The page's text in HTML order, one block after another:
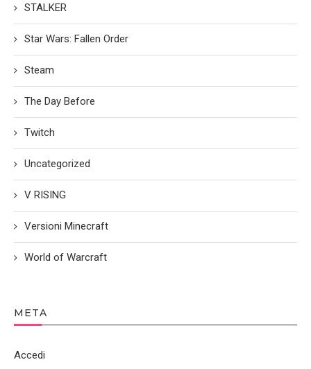
STALKER
Star Wars: Fallen Order
Steam
The Day Before
Twitch
Uncategorized
V RISING
Versioni Minecraft
World of Warcraft
META
Accedi